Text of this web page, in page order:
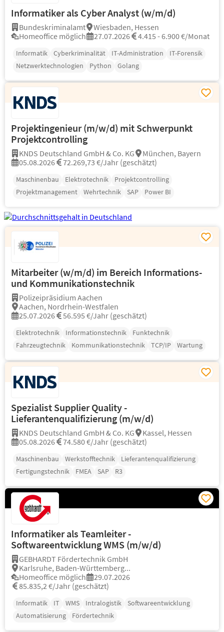
Informatiker als Cyber Analyst (w/m/d)
Bundeskriminalamt
Wiesbaden, Hessen
Homeoffice möglich
27.07.2026 4.415 - 6.900 €/Monat
Informatik Cyberkriminalität IT-Administration
IT-Forensik
Netzwerktechnologien
Python Golang
Projektingenieur (m/w/d) mit Schwerpunkt
Projektcontrolling
KNDS Deutschland GmbH & Co. KG
München, Bayern
05.08.2026
72.269,73 €/Jahr (geschätzt)
Maschinenbau Elektrotechnik
Projektcontrolling
Projektmanagement
Wehrtechnik SAP Power BI
Mitarbeiter (w/m/d) im Bereich Informations-
und Kommunikationstechnik
Polizeipräsidium Aachen
Aachen, Nordrhein-Westfalen
25.07.2026
56.595 €/Jahr (geschätzt)
Elektrotechnik Informationstechnik
Funktechnik
Fahrzeugtechnik
Kommunikationstechnik TCP/IP Wartung
Spezialist Supplier Quality -
Lieferantenqualifizierung (m/w/d)
KNDS Deutschland GmbH & Co. KG
Kassel, Hessen
05.08.2026
74.580 €/Jahr (geschätzt)
Maschinenbau Werkstofftechnik
Lieferantenqualifizierung
Fertigungstechnik
FMEA SAP R3
Informatiker als Teamleiter -
Softwareentwicklung WMS (m/w/d)
GEBHARDT Fördertechnik GmbH
Karlsruhe, Baden-Württemberg...
Homeoffice möglich
29.07.2026
85.835,2 €/Jahr (geschätzt)
Informatik IT WMS Intralogistik
Softwareentwicklung
Automatisierung
Fördertechnik